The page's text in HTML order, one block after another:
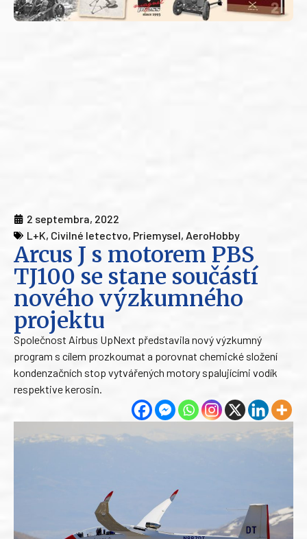
2 septembra, 2022
L+K, Civilné letectvo, Priemysel, AeroHobby
Arcus J s motorem PBS
TJ100 se stane součástí
nového výzkumného
projektu
Společnost Airbus UpNext představila nový výzkumný
program s cílem prozkoumat a porovnat chemické složení
kondenzačních stop vytvářených motory spalujícími vodík
respektive kerosin.